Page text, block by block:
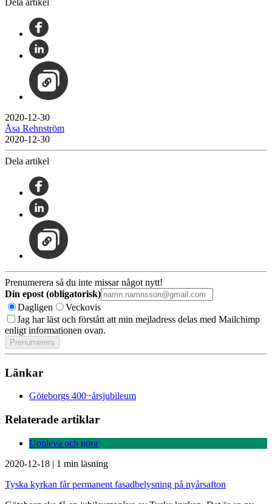
2020-12-30
Åsa Rehnström
2020-12-30
Dela artikel
Prenumerera så du inte missar något nytt!
Din epost (obligatorisk)
Dagligen
Veckovis
Jag har läst och förstått att min mejladress delas med Mailchimp
enligt informationen ovan.
Länkar
Göteborgs 400−årsjubileum
Relaterade artiklar
Uppleva och göra
2020-12-18 | 1 min läsning
Tyska kyrkan får permanent fasadbelysning på nyårsafton